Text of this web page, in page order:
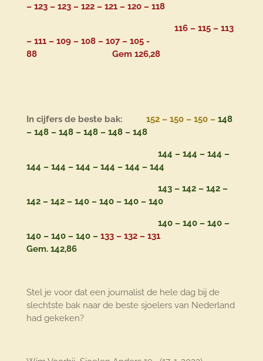
– 123 – 123 – 122 – 121 – 120 – 118
116 – 115 – 113
– 111 – 109 – 108 – 107 – 105 -
88 Gem 126,28
In cijfers de beste bak: 152 – 150 – 150 – 148
– 148 – 148 – 148 – 148 – 148
144 – 144 – 144 –
144 – 144 – 144 – 144 – 144 – 144
143 – 142 – 142 –
142 – 142 – 140 – 140 – 140 – 140
140 – 140 – 140 –
140 – 140 – 140 – 133 – 132 – 131
Gem. 142,86
Stel je voor dat een journalist de hele dag bij de
slechtste bak naar de beste sjoelers van Nederland
had gekeken?